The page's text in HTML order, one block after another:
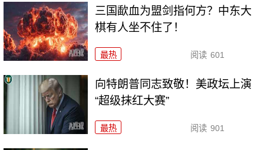
三国歃血为盟剑指何方？中东大
棋有人坐不住了！
最热 阅读 601
向特朗普同志致敬！美政坛上演
“超级抹红大赛”
最热 阅读 901